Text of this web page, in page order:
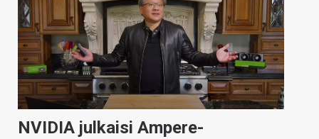
NVIDIA julkaisi Ampere-